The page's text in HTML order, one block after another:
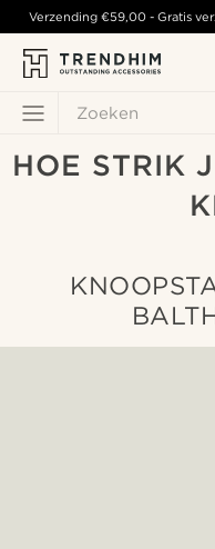
Zoeken
Verzending€59,00 - Gratis
HOE STRIK